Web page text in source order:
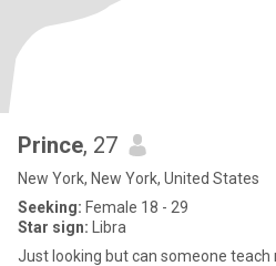
Prince, 27
New York, New York, United States
Seeking: Female 18 - 29
Star sign: Libra
Just looking but can someone teach